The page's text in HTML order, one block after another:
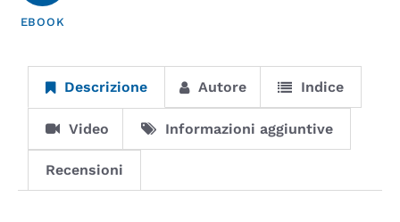
EBOOK
Descrizione Autore Indice
Video Informazioni aggiuntive
Recensioni